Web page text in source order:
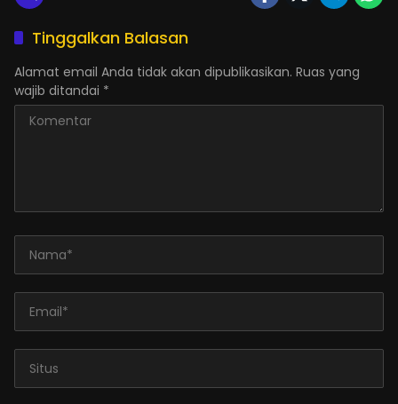
Tinggalkan Balasan
Alamat email Anda tidak akan dipublikasikan. Ruas yang
wajib ditandai *